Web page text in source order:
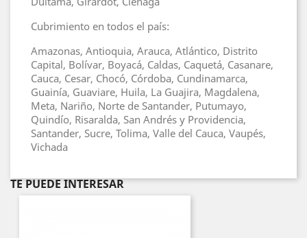
Cubrimiento en todos el país:
Amazonas, Antioquia, Arauca, Atlántico, Distrito
Capital, Bolívar, Boyacá, Caldas, Caquetá, Casanare,
Cauca, Cesar, Chocó, Córdoba, Cundinamarca,
Guainía, Guaviare, Huila, La Guajira, Magdalena,
Meta, Nariño, Norte de Santander, Putumayo,
Quindío, Risaralda, San Andrés y Providencia,
Santander, Sucre, Tolima, Valle del Cauca, Vaupés,
Vichada
TE PUEDE INTERESAR